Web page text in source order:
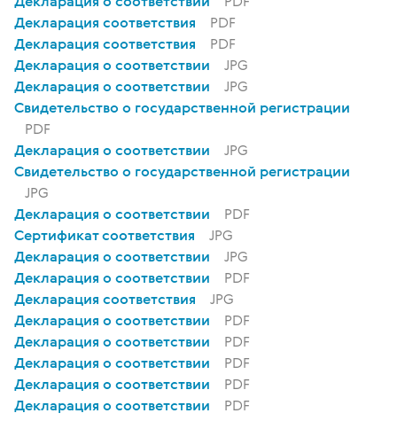
Декларация соответствия
PDF
Декларация соответствия
PDF
Декларация о соответствии
JPG
Декларация о соответствии
JPG
Свидетельство о государственной регистрации
PDF
Декларация о соответствии
JPG
Свидетельство о государственной регистрации
JPG
Декларация о соответствии
PDF
Сертификат соответствия
JPG
Декларация о соответствии
JPG
Декларация о соответствии
PDF
Декларация соответствия
JPG
Декларация о соответствии
PDF
Декларация о соответствии
PDF
Декларация о соответствии
PDF
Декларация о соответствии
PDF
Декларация о соответствии
PDF